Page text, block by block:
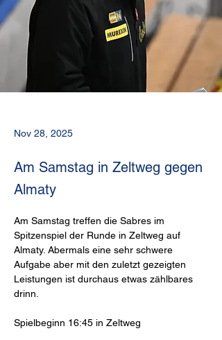
Nov 28, 2025
Am Samstag in Zeltweg gegen
Almaty
Am Samstag treffen die Sabres im
Spitzenspiel der Runde in Zeltweg auf
Almaty. Abermals eine sehr schwere
Aufgabe aber mit den zuletzt gezeigten
Leistungen ist durchaus etwas zählbares
drinn.
Spielbeginn 16:45 in Zeltweg